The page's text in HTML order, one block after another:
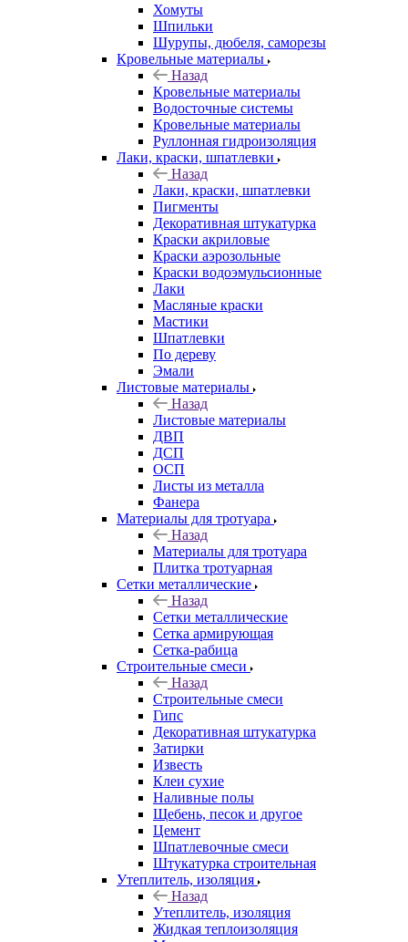
Хомуты
Шпильки
Шурупы, дюбеля, саморезы
Кровельные материалы
Назад
Кровельные материалы
Водосточные системы
Кровельные материалы
Руллонная гидроизоляция
Лаки, краски, шпатлевки
Назад
Лаки, краски, шпатлевки
Пигменты
Декоративная штукатурка
Краски акриловые
Краски аэрозольные
Краски водоэмульсионные
Лаки
Масляные краски
Мастики
Шпатлевки
По дереву
Эмали
Листовые материалы
Назад
Листовые материалы
ДВП
ДСП
ОСП
Листы из металла
Фанера
Материалы для тротуара
Назад
Материалы для тротуара
Плитка тротуарная
Сетки металлические
Назад
Сетки металлические
Сетка армирующая
Сетка-рабица
Строительные смеси
Назад
Строительные смеси
Гипс
Декоративная штукатурка
Затирки
Известь
Клеи сухие
Наливные полы
Щебень, песок и другое
Цемент
Шпатлевочные смеси
Штукатурка строительная
Утеплитель, изоляция
Назад
Утеплитель, изоляция
Жидкая теплоизоляция